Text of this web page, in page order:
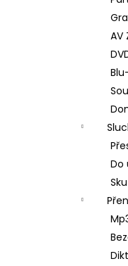
AV
Do
RED/EAS
2 090 Kč